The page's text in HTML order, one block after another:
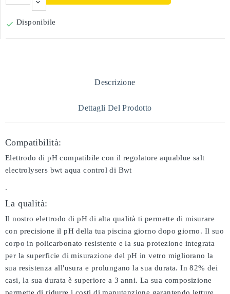
 Disponibile
Descrizione
Dettagli Del Prodotto
Compatibilità:
Elettrodo di pH compatibile con il regolatore aquablue salt
electrolysers bwt aqua control di Bwt
.
La qualità:
Il nostro elettrodo di pH di alta qualità ti permette di misurare
con precisione il pH della tua piscina giorno dopo giorno. Il suo
corpo in policarbonato resistente e la sua protezione integrata
per la superficie di misurazione del pH in vetro migliorano la
sua resistenza all'usura e prolungano la sua durata. In 82% dei
casi, la sua durata è superiore a 3 anni. La sua composizione